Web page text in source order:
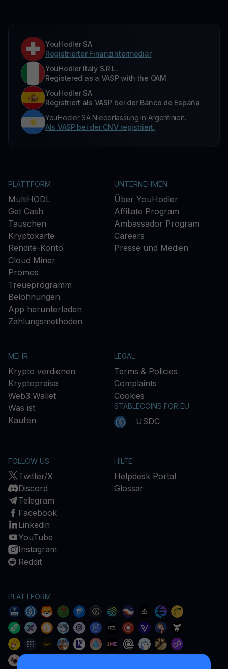
YouHodler SA
Registrierter Finanzintermediär
YouHodler Italy S.R.L.
Registered as a VASP with the OAM
YouHodler SA
Registriert als VASP bei der Banco de España
YouHodler SA Niederlassung in Argentinien.
Als VASP bei der CNV registriert.
PLATTFORM
MultiHODL
Get Cash
Tauschen
Kryptokarte
Rendite-Konto
Cloud Miner
Promos
Treueprogramm
Belohnungen
App herunterladen
Zahlungsmethoden
UNTERNEHMEN
Über YouHodler
Affiliate Program
Ambassador Program
Careers
Presse und Medien
MEHR
Krypto verdienen
Kryptopreise
Web3 Wallet
Was ist
Kaufen
LEGAL
Terms & Policies
Complaints
Cookies
STABLECOINS FOR EU
USDC
FOLLOW US
Twitter/X
Discord
Telegram
Facebook
Linkedin
YouTube
Instagram
Reddit
HILFE
Helpdesk Portal
Glossar
PLATTFORM